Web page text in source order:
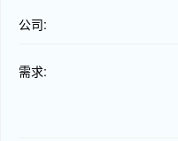
公司:
需求: